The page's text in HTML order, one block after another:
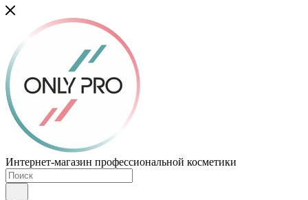
Интернет-магазин профессиональной косметики